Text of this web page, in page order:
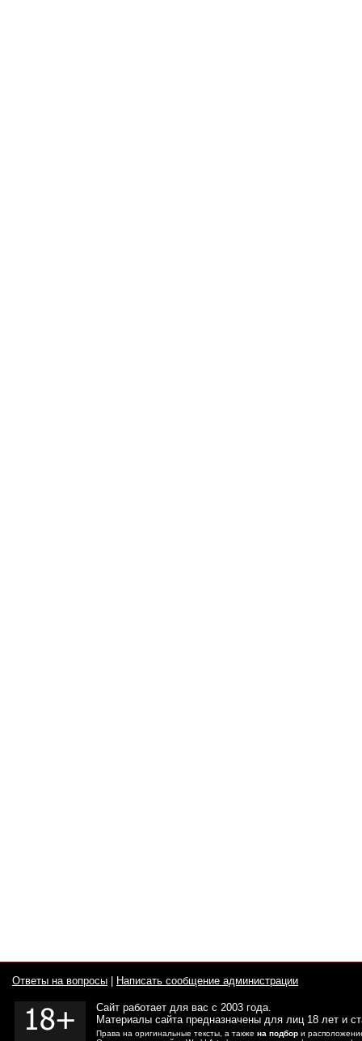
Ответы на вопросы Написать сообщение администрации
Сайт работает для вас с 2003 года.
Материалы сайта предназначены для лиц 18 лет и
Права на оригинальные тексты, а также на подбор и